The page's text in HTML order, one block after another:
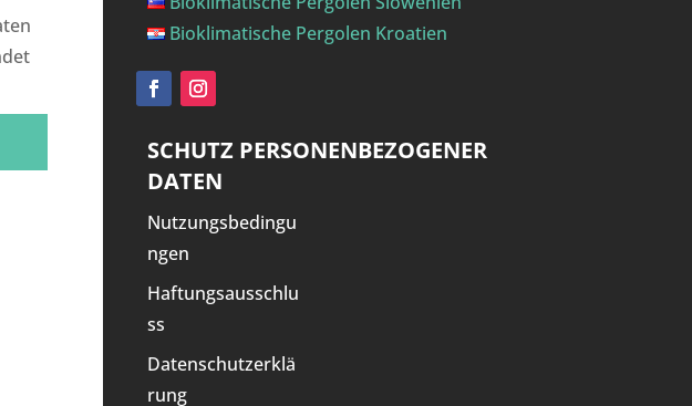
Bioklimatische Pergolen Kroatien
SCHUTZ PERSONENBEZOGENER
DATEN
Nutzungsbedingu
ngen
Haftungsausschlu
ss
Datenschutzerklä
rung